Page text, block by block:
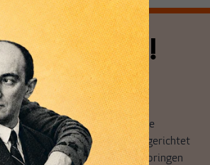
von allein!
Wir verlassen die journalistische
Filterblase, in der sich viele eingerichtet
haben. Wir öffnen Fenster und bringen